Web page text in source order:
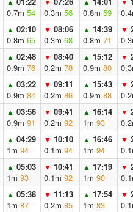
0.7m 54
0.3m 56
0.8m 59
▲ 02:10
0.8m 65
▼ 08:06
0.3m 68
▲ 14:39
0.8m 71
▼
▲ 02:48
0.9m 76
▼ 08:40
0.2m 78
▲ 15:12
0.9m 80
▼
▲ 03:22
0.9m 84
▼ 09:11
0.2m 86
▲ 15:43
0.9m 88
▼
▲ 03:56
0.9m 91
▼ 09:41
0.2m 92
▲ 16:14
1m 93
▼
▲ 04:29
1m 94
▼ 10:10
0.1m 94
▲ 16:46
1m 94
▼
▲ 05:03
1m 93
▼ 10:41
0.1m 92
▲ 17:19
1m 90
▼
▲ 05:38
1m 87
▼ 11:13
0.2m 85
▲ 17:54
1m 83
▼